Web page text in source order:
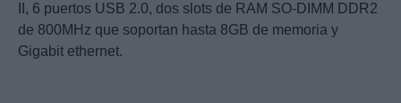
II, 6 puertos USB 2.0, dos slots de RAM SO-DIMM DDR2
de 800MHz que soportan hasta 8GB de memoria y
Gigabit ethernet.